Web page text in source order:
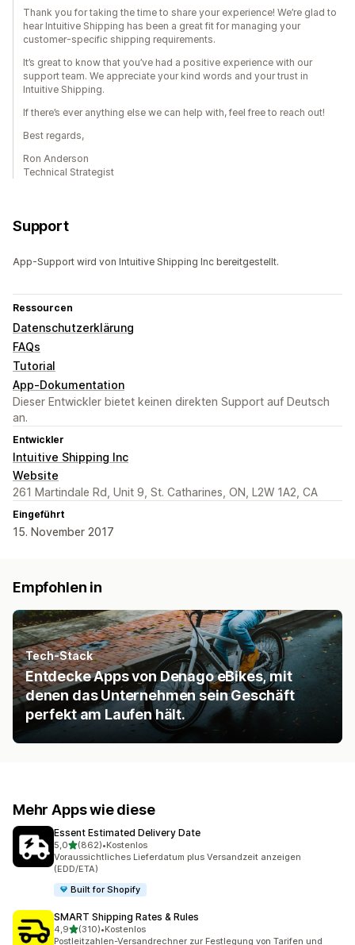
Thank you for taking the time to share your experience! We’re glad to
hear Intuitive Shipping has been a great fit for managing your
customer-specific shipping requirements.
It’s great to know that you’ve had a positive experience with our
support team. We appreciate your kind words and your trust in
Intuitive Shipping.
If there’s ever anything else we can help with, feel free to reach out!
Best regards,
Ron Anderson
Technical Strategist
Support
App-Support wird von Intuitive Shipping Inc bereitgestellt.
Ressourcen
Datenschutzerklärung
FAQs
Tutorial
App-Dokumentation
Dieser Entwickler bietet keinen direkten Support auf Deutsch
an.
Entwickler
Intuitive Shipping Inc
Website
261 Martindale Rd, Unit 9, St. Catharines, ON, L2W 1A2, CA
Eingeführt
15. November 2017
Empfohlen in
Tech-Stack
Entdecke Apps von Denago eBikes, mit
denen das Unternehmen sein Geschäft
perfekt am Laufen hält.
Mehr Apps wie diese
Essent Estimated Delivery Date
5,0von 5 Sternen
(862)
862 Rezensionen insgesamt
•Kostenlos
Voraussichtliches Lieferdatum plus Versandzeit anzeigen
(EDD/ETA)
Built for Shopify
SMART Shipping Rates & Rules
4,9von 5 Sternen
(310)
310 Rezensionen insgesamt
•Kostenlos
Postleitzahlen-Versandrechner zur Festlegung von Tarifen und